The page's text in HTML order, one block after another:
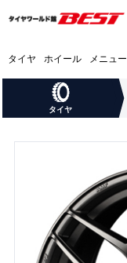
タイヤ ホイール メニュー
タイヤ